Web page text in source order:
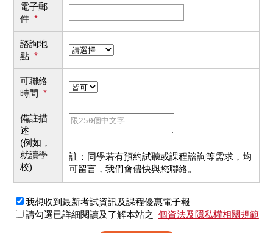
電子郵
件 *
諮詢地
點 *
可聯絡
時間 *
備註描
述
(例如，
就讀學
校)
註：同學若有預約試聽或課程諮詢等需求，均
可留言，我們會儘快與您聯絡。
我想收到最新考試資訊及課程優惠電子報
請勾選已詳細閱讀及了解本站之 個資法及隱私權相關規範